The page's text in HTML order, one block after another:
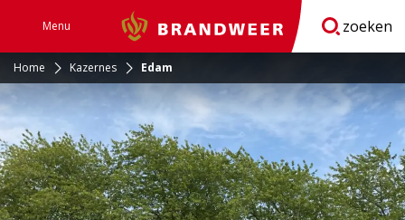
Menu Brandweer zoeken
Home Kazernes Edam